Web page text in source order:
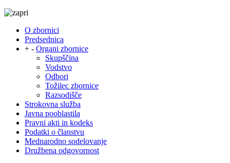
O zbornici
Predsednica
+ - Organi zbornice
Skupščina
Vodstvo
Odbori
Tožilec zbornice
Razsodišče
Strokovna služba
Javna pooblastila
Pravni akti in kodeks
Podatki o članstvu
Mednarodno sodelovanje
Družbena odgovornost